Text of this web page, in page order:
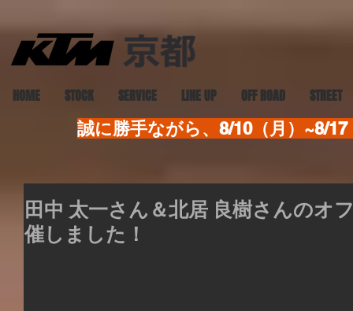
HOME STOCK SERVICE LINE UP OFF ROAD STREET
誠に勝手ながら、8/10（月）~8/
田中 太一さん＆北居 良樹さんのオ
催しました！